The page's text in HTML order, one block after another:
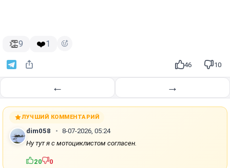
👏9 ❤️1
46 10
← →
ЛУЧШИЙ КОММЕНТАРИЙ
dim058
8-07-2026, 05:24
Ну тут я с мотоциклистом согласен.
20 0